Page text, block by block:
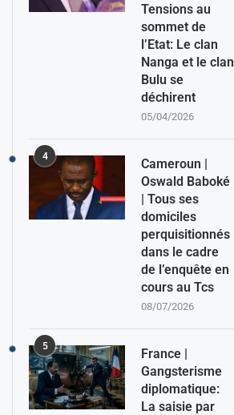
Tensions au
sommet de
l’Etat: Le clan
Nanga et le clan
Bulu se
déchirent
05/04/2026
4
Cameroun |
Oswald Baboké
| Tous ses
domiciles
perquisitionnés
dans le cadre
de l’enquête en
cours au Tcs
08/07/2026
5
France |
Gangsterisme
diplomatique:
La saisie par